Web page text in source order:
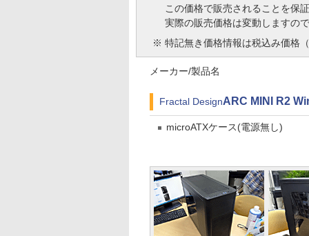
この価格で販売されることを保
実際の販売価格は変動しますの
※ 特記無き価格情報は税込み価格
メーカー/製品名
Fractal DesignARC MINI R2
microATXケース(電源無し)